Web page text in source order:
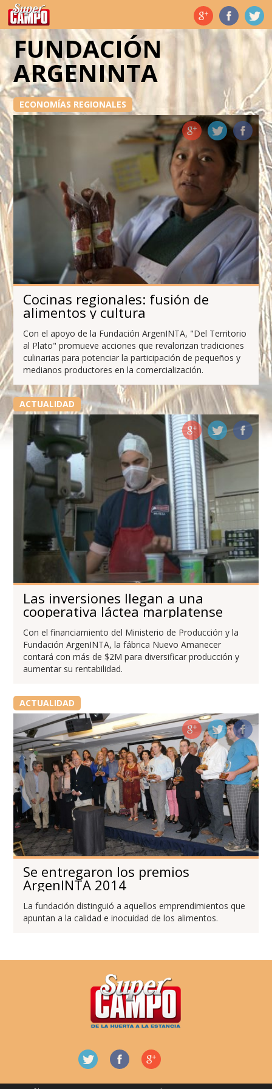
Temas de hoy
FUNDACIÓN
ARGENINTA
ECONOMÍAS REGIONALES
Cocinas regionales: fusión de
alimentos y cultura
Con el apoyo de la Fundación ArgenINTA, "Del Territorio
al Plato" promueve acciones que revalorizan tradiciones
culinarias para potenciar la participación de pequeños y
medianos productores en la comercialización.
ACTUALIDAD
Las inversiones llegan a una
cooperativa láctea marplatense
Con el financiamiento del Ministerio de Producción y la
Fundación ArgenINTA, la fábrica Nuevo Amanecer
contará con más de $2M para diversificar producción y
aumentar su rentabilidad.
ACTUALIDAD
Se entregaron los premios
ArgenINTA 2014
La fundación distinguió a aquellos emprendimientos que
apuntan a la calidad e inocuidad de los alimentos.